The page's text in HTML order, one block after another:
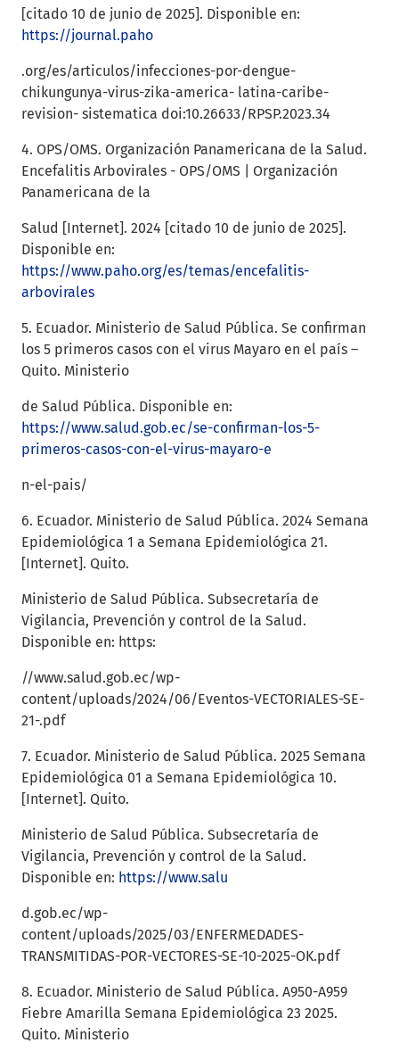
[citado 10 de junio de 2025]. Disponible en:
https://journal.paho
.org/es/articulos/infecciones-por-dengue-
chikungunya-virus-zika-america- latina-caribe-
revision- sistematica doi:10.26633/RPSP.2023.34
4. OPS/OMS. Organización Panamericana de la Salud.
Encefalitis Arbovirales - OPS/OMS | Organización
Panamericana de la
Salud [Internet]. 2024 [citado 10 de junio de 2025].
Disponible en:
https://www.paho.org/es/temas/encefalitis-
arbovirales
5. Ecuador. Ministerio de Salud Pública. Se confirman
los 5 primeros casos con el virus Mayaro en el país –
Quito. Ministerio
de Salud Pública. Disponible en:
https://www.salud.gob.ec/se-confirman-los-5-
primeros-casos-con-el-virus-mayaro-e
n-el-pais/
6. Ecuador. Ministerio de Salud Pública. 2024 Semana
Epidemiológica 1 a Semana Epidemiológica 21.
[Internet]. Quito.
Ministerio de Salud Pública. Subsecretaría de
Vigilancia, Prevención y control de la Salud.
Disponible en: https:
//www.salud.gob.ec/wp-
content/uploads/2024/06/Eventos-VECTORIALES-SE-
21-.pdf
7. Ecuador. Ministerio de Salud Pública. 2025 Semana
Epidemiológica 01 a Semana Epidemiológica 10.
[Internet]. Quito.
Ministerio de Salud Pública. Subsecretaría de
Vigilancia, Prevención y control de la Salud.
Disponible en: https://www.salu
d.gob.ec/wp-
content/uploads/2025/03/ENFERMEDADES-
TRANSMITIDAS-POR-VECTORES-SE-10-2025-OK.pdf
8. Ecuador. Ministerio de Salud Pública. A950-A959
Fiebre Amarilla Semana Epidemiológica 23 2025.
Quito. Ministerio